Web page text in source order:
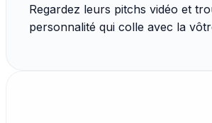
Regardez leurs pitchs vidéo et
personnalité qui colle avec la